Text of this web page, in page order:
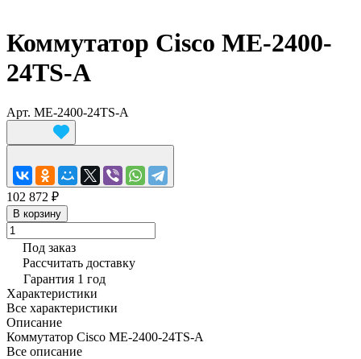
Коммутатор Cisco ME-2400-
24TS-A
Арт. ME-2400-24TS-A
102 872 ₽
В корзину
Под заказ
Рассчитать доставку
Гарантия 1 год
Характеристики
Все характеристики
Описание
Коммутатор Cisco ME-2400-24TS-A
Все описание